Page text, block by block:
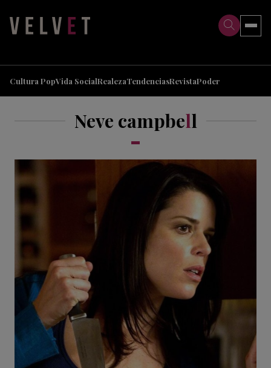
Cultura PopVida SocialRealezaTendenciasRevistaPoder
Neve campbell